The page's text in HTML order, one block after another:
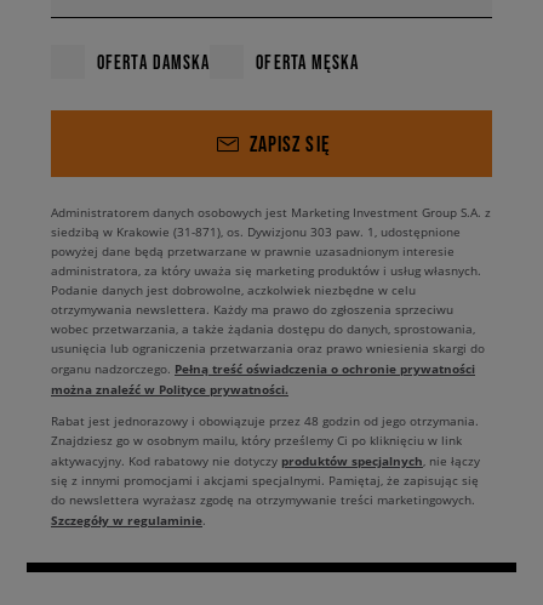
OFERTA DAMSKA OFERTA MĘSKA
ZAPISZ SIĘ
Administratorem danych osobowych jest Marketing Investment Group S.A. z
siedzibą w Krakowie (31-871), os. Dywizjonu 303 paw. 1, udostępnione
powyżej dane będą przetwarzane w prawnie uzasadnionym interesie
administratora, za który uważa się marketing produktów i usług własnych.
Podanie danych jest dobrowolne, aczkolwiek niezbędne w celu
otrzymywania newslettera. Każdy ma prawo do zgłoszenia sprzeciwu
wobec przetwarzania, a także żądania dostępu do danych, sprostowania,
usunięcia lub ograniczenia przetwarzania oraz prawo wniesienia skargi do
organu nadzorczego. Pełną treść oświadczenia o ochronie prywatności
można znaleźć w Polityce prywatności.
Rabat jest jednorazowy i obowiązuje przez 48 godzin od jego otrzymania.
Znajdziesz go w osobnym mailu, który prześlemy Ci po kliknięciu w link
aktywacyjny. Kod rabatowy nie dotyczy produktów specjalnych, nie łączy
się z innymi promocjami i akcjami specjalnymi. Pamiętaj, że zapisując się
do newslettera wyrażasz zgodę na otrzymywanie treści marketingowych.
Szczegóły w regulaminie.